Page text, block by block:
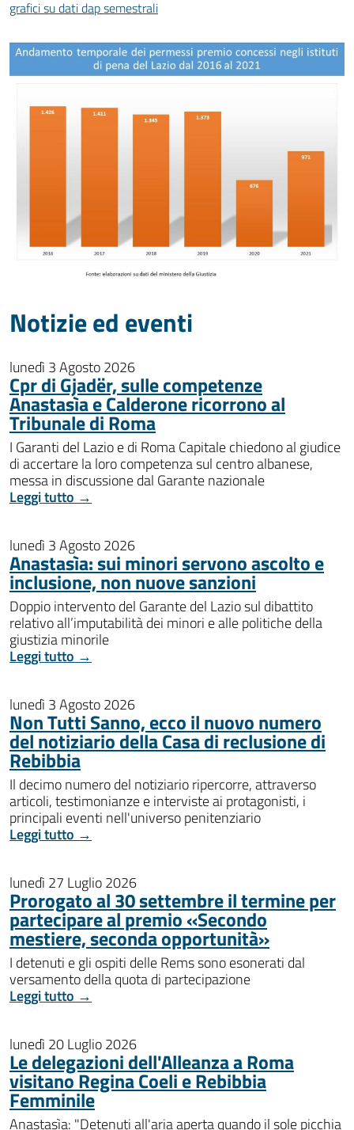
grafici su dati dap semestrali
Notizie ed eventi
lunedì 3 Agosto 2026
Cpr di Gjadër, sulle competenze
Anastasìa e Calderone ricorrono al
Tribunale di Roma
I Garanti del Lazio e di Roma Capitale chiedono al giudice
di accertare la loro competenza sul centro albanese,
messa in discussione dal Garante nazionale
Leggi tutto →
lunedì 3 Agosto 2026
Anastasìa: sui minori servono ascolto e
inclusione, non nuove sanzioni
Doppio intervento del Garante del Lazio sul dibattito
relativo all’imputabilità dei minori e alle politiche della
giustizia minorile
Leggi tutto →
lunedì 3 Agosto 2026
Non Tutti Sanno, ecco il nuovo numero
del notiziario della Casa di reclusione di
Rebibbia
Il decimo numero del notiziario ripercorre, attraverso
articoli, testimonianze e interviste ai protagonisti, i
principali eventi nell'universo penitenziario
Leggi tutto →
lunedì 27 Luglio 2026
Prorogato al 30 settembre il termine per
partecipare al premio «Secondo
mestiere, seconda opportunità»
I detenuti e gli ospiti delle Rems sono esonerati dal
versamento della quota di partecipazione
Leggi tutto →
lunedì 20 Luglio 2026
Le delegazioni dell'Alleanza a Roma
visitano Regina Coeli e Rebibbia
Femminile
Anastasìa: "Detenuti all'aria aperta quando il sole picchia